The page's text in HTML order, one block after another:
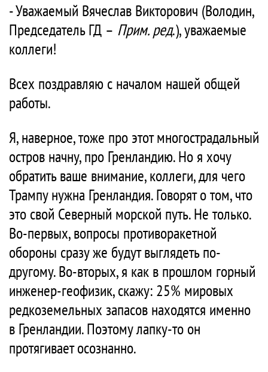
- Уважаемый Вячеслав Викторович (Володин,
Председатель ГД – Прим. ред.), уважаемые
коллеги!
Всех поздравляю с началом нашей общей
работы.
Я, наверное, тоже про этот многострадальный
остров начну, про Гренландию. Но я хочу
обратить ваше внимание, коллеги, для чего
Трампу нужна Гренландия. Говорят о том, что
это свой Северный морской путь. Не только.
Во-первых, вопросы противоракетной
обороны сразу же будут выглядеть по-
другому. Во-вторых, я как в прошлом горный
инженер-геофизик, скажу: 25% мировых
редкоземельных запасов находятся именно
в Гренландии. Поэтому лапку-то он
протягивает осознанно.